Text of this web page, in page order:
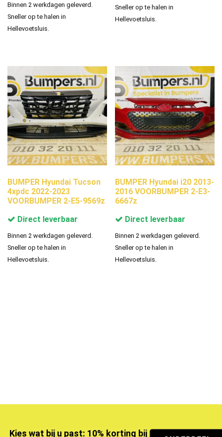
Binnen 2 werkdagen geleverd.
Sneller op te halen in
Hellevoetsluis.
Sneller op te halen in
Hellevoetsluis.
BUMPER Hyundai Tucson
4xpdc 2022-2023
VOORBUMPER 2-E5-9569z
Direct leverbaar
Binnen 2 werkdagen geleverd.
Sneller op te halen in
Hellevoetsluis.
BUMPER Hyundai i20 2013-
2016 VOORBUMPER 2-E3-
6667z
Direct leverbaar
Binnen 2 werkdagen geleverd.
Sneller op te halen in
Hellevoetsluis.
Kies wat bij u past: 10% korting bij